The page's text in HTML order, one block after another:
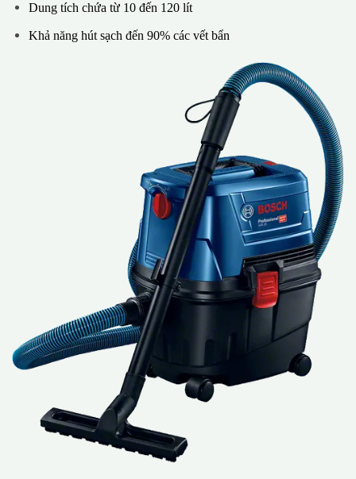
Dung tích chứa từ 10 đến 120 lít
Khả năng hút sạch đến 90% các vết bẩn